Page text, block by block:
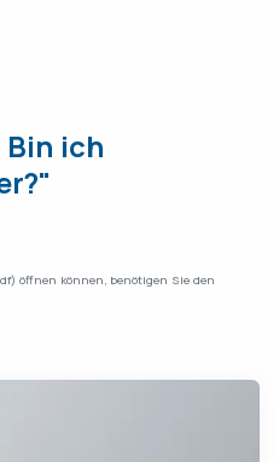
Bin ich
öffnen können, benötigen Sie den